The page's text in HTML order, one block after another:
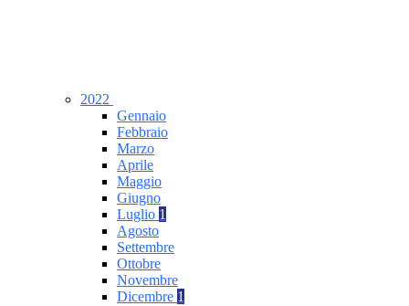
2022
Gennaio
Febbraio
Marzo
Aprile
Maggio
Giugno
Luglio 1
Agosto
Settembre
Ottobre
Novembre
Dicembre 1